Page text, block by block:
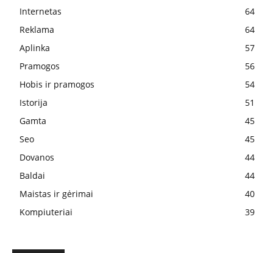
Internetas
64
Reklama
64
Aplinka
57
Pramogos
56
Hobis ir pramogos
54
Istorija
51
Gamta
45
Seo
45
Dovanos
44
Baldai
44
Maistas ir gėrimai
40
Kompiuteriai
39